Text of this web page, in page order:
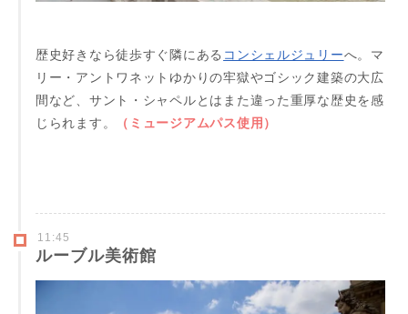
歴史好きなら徒歩すぐ隣にある コンシェルジュリーへ。マ
リー・アントワネットゆかりの牢獄やゴシック建築の大広
間など、サント・シャペルとはまた違った重厚な歴史を感
じられます。
（ミュージアムパス使用）
11:45
ルーブル美術館